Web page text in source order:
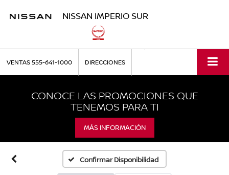
NISSAN IMPERIO SUR
VENTAS555-641-1000 DIRECCIONES
CONOCE LAS PROMOCIONES QUE
TENEMOS PARA TI
MÁS INFORMACIÓN
Confirmar Disponibilidad